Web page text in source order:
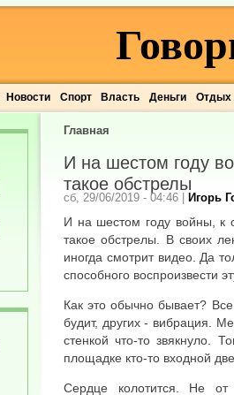
Новости Спорт Власть Деньги Отдых
Главная
И на шестом году
такое обстрелы
сб, 29/06/2019 - 04:46 | Игорь
И на шестом году войны, к
такое обстрелы. В своих
иногда смотрит видео. Да
способного воспроизвести
Как это обычно бывает?
будит, других - вибрация.
стенкой что-то звякнуло.
площадке кто-то входной
Сердце колотится. Не от